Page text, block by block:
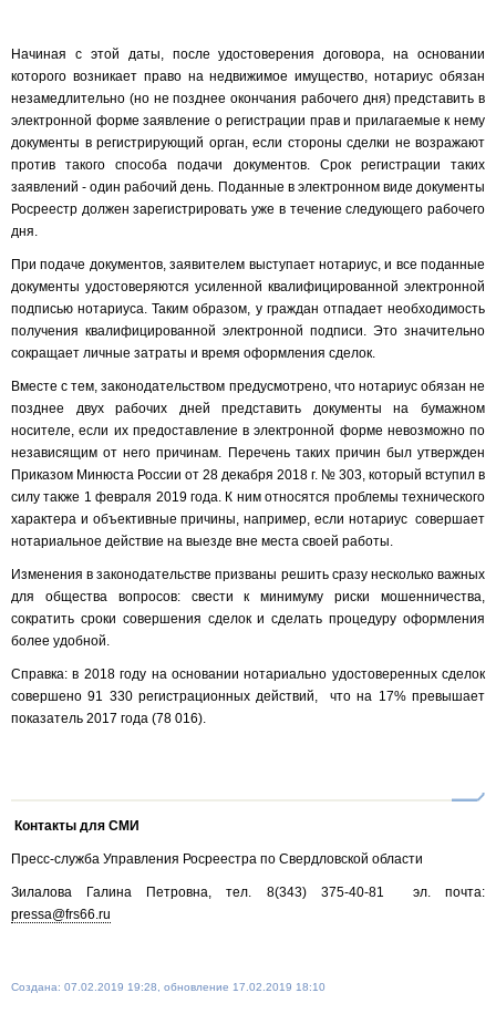
Начиная с этой даты, после удостоверения договора, на основании
которого возникает право на недвижимое имущество, нотариус обязан
незамедлительно (но не позднее окончания рабочего дня) представить в
электронной форме заявление о регистрации прав и прилагаемые к нему
документы в регистрирующий орган, если стороны сделки не возражают
против такого способа подачи документов. Срок регистрации таких
заявлений - один рабочий день. Поданные в электронном виде документы
Росреестр должен зарегистрировать уже в течение следующего рабочего
дня.
При подаче документов, заявителем выступает нотариус, и все поданные
документы удостоверяются усиленной квалифицированной электронной
подписью нотариуса. Таким образом, у граждан отпадает необходимость
получения квалифицированной электронной подписи. Это значительно
сокращает личные затраты и время оформления сделок.
Вместе с тем, законодательством предусмотрено, что нотариус обязан не
позднее двух рабочих дней представить документы на бумажном
носителе, если их предоставление в электронной форме невозможно по
независящим от него причинам. Перечень таких причин был утвержден
Приказом Минюста России от 28 декабря 2018 г. № 303, который вступил в
силу также 1 февраля 2019 года. К ним относятся проблемы технического
характера и объективные причины, например, если нотариус совершает
нотариальное действие на выезде вне места своей работы.
Изменения в законодательстве призваны решить сразу несколько важных
для общества вопросов: свести к минимуму риски мошенничества,
сократить сроки совершения сделок и сделать процедуру оформления
более удобной.
Справка: в 2018 году на основании нотариально удостоверенных сделок
совершено 91 330 регистрационных действий, что на 17% превышает
показатель 2017 года (78 016).
Контакты для СМИ
Пресс-служба Управления Росреестра по Свердловской области
Зилалова Галина Петровна, тел. 8(343) 375-40-81 эл. почта:
pressa@frs66.ru
Создана: 07.02.2019 19:28, обновление 17.02.2019 18:10